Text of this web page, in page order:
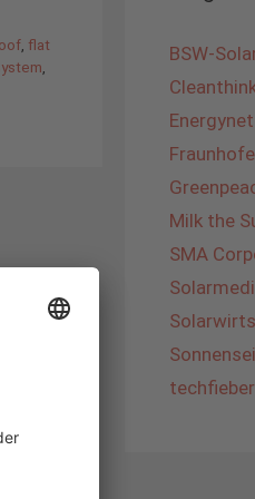
flat
BSW-
Energynet
Milk the
SMA
techfieber